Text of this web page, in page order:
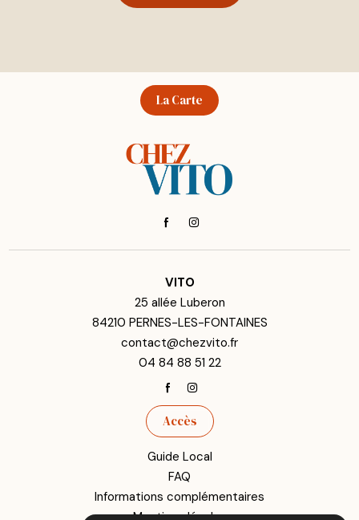
La Carte
VITO
25 allée Luberon
84210 PERNES-LES-FONTAINES
contact@chezvito.fr
04 84 88 51 22
Accès
Guide Local
FAQ
Informations complémentaires